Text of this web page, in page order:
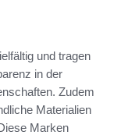
und tragen
in der
Zudem
Materialien
Marken